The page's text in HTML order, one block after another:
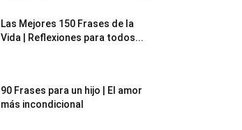
Las Mejores 150 Frases de la
Vida | Reflexiones para todos...
90 Frases para un hijo | El amor
más incondicional